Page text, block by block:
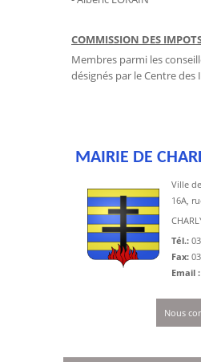
COMMISSION DES
Membres parmi les
désignés par le Centre des
MAIRIE DE
Ville
16A,
Tél.:
Fax:
Email :
Nous